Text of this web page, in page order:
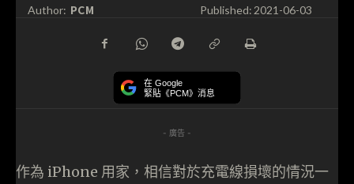
Author: PCM Published: 2021-06-03
在 Google
緊貼《PCM》消息
- 廣告 -
作為 iPhone 用家，相信對於充電線損壞的情況一